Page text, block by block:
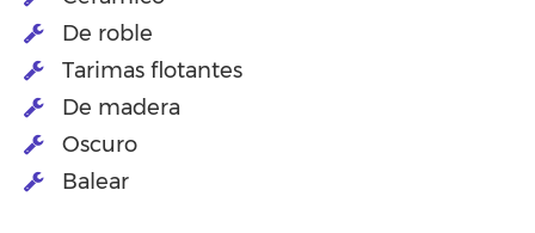
De roble
Tarimas flotantes
De madera
Oscuro
Balear